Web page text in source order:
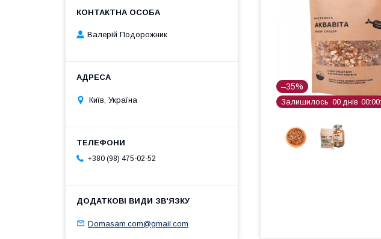
–35%
Залишилось 00 днів 00 00
Валерій Подорожник
Київ, Україна
+380 (98) 475-02-52
Domasam.com@gmail.com